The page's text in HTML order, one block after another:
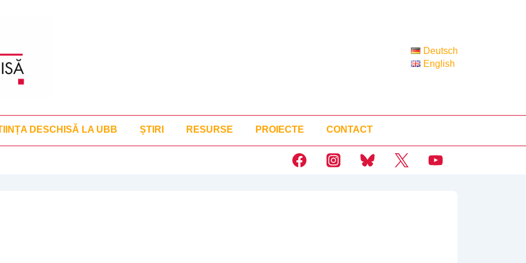
Deutsch
English
DESCHISĂ LA UBB ȘTIRI RESURSE PROIECTE CONTACT